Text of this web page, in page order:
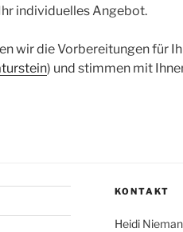
individuelles Angebot.
wir die Vorbereitungen für
) und stimmen mit
KONTAKT
Heidi